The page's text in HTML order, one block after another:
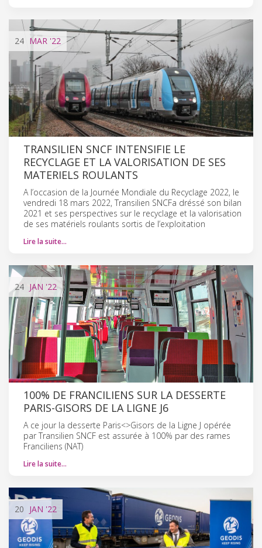
24 MAR '22
TRANSILIEN SNCF INTENSIFIE LE
RECYCLAGE ET LA VALORISATION DE SES
MATERIELS ROULANTS
A l’occasion de la Journée Mondiale du Recyclage 2022, le
vendredi 18 mars 2022, Transilien SNCFa dréssé son bilan
2021 et ses perspectives sur le recyclage et la valorisation
de ses matériels roulants sortis de l’exploitation
Lire la suite…
24 JAN '22
100% DE FRANCILIENS SUR LA DESSERTE
PARIS-GISORS DE LA LIGNE J6
A ce jour la desserte Paris<>Gisors de la Ligne J opérée
par Transilien SNCF est assurée à 100% par des rames
Franciliens (NAT)
Lire la suite…
20 JAN '22